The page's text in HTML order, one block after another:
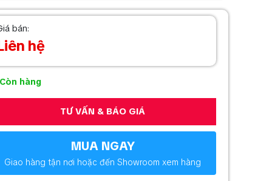
bán:
hệ
hàng
TƯ VẤN & BÁO GIÁ
MUA NGAY
Giao hàng tận nơi hoặc đến Showroom xem hàng